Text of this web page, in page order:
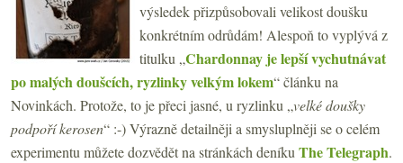
výsledek přizpůsobovali velikost doušku
konkrétním odrůdám! Alespoň to vyplývá z
titulku „Chardonnay je lepší vychutnávat
po malých doušcích, ryzlinky velkým lokem“ článku na
Novinkách. Protože, to je přeci jasné, u ryzlinku „velké doušky
podpoří kerosen“ :-) Výrazně detailněji a smysluplněji se o celém
experimentu můžete dozvědět na stránkách deníku The Telegraph.